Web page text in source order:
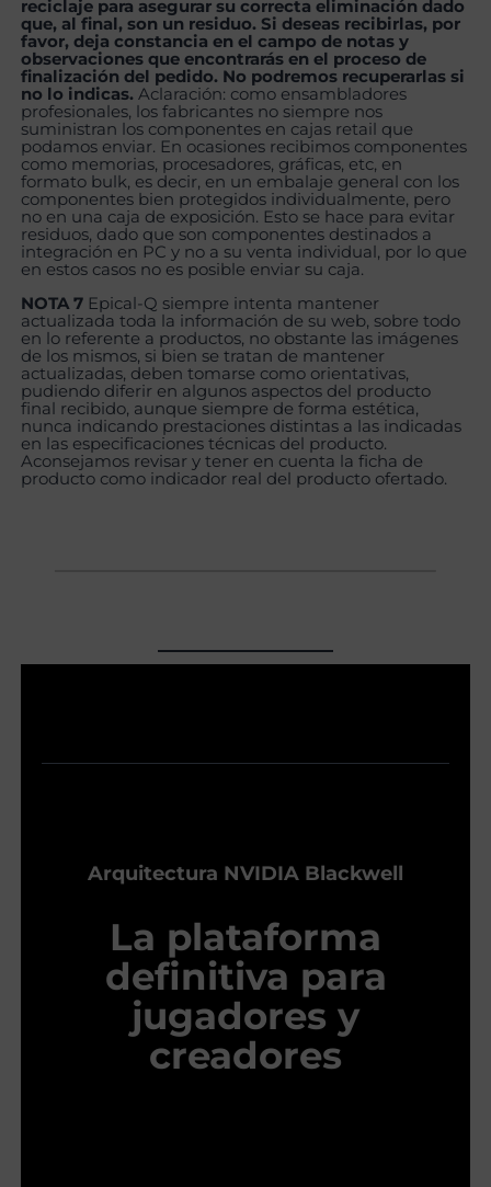
reciclaje para asegurar su correcta eliminación dado
que, al final, son un residuo. Si deseas recibirlas, por
favor, deja constancia en el campo de notas y
observaciones que encontrarás en el proceso de
finalización del pedido. No podremos recuperarlas si
no lo indicas. Aclaración: como ensambladores
profesionales, los fabricantes no siempre nos
suministran los componentes en cajas retail que
podamos enviar. En ocasiones recibimos componentes
como memorias, procesadores, gráficas, etc, en
formato bulk, es decir, en un embalaje general con los
componentes bien protegidos individualmente, pero
no en una caja de exposición. Esto se hace para evitar
residuos, dado que son componentes destinados a
integración en PC y no a su venta individual, por lo que
en estos casos no es posible enviar su caja.
NOTA 7 Epical-Q siempre intenta mantener
actualizada toda la información de su web, sobre todo
en lo referente a productos, no obstante las imágenes
de los mismos, si bien se tratan de mantener
actualizadas, deben tomarse como orientativas,
pudiendo diferir en algunos aspectos del producto
final recibido, aunque siempre de forma estética,
nunca indicando prestaciones distintas a las indicadas
en las especificaciones técnicas del producto.
Aconsejamos revisar y tener en cuenta la ficha de
producto como indicador real del producto ofertado.
Arquitectura NVIDIA Blackwell
La plataforma
definitiva para
jugadores y
creadores